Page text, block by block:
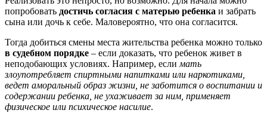
попробовать достичь согласия с матерью ребенка и забрать
сына или дочь к себе. Маловероятно, что она согласится.
Тогда добиться смены места жительства ребенка можно только
в судебном порядке – если доказать, что ребенок живет в
неподобающих условиях. Например, если мать
злоупотребляет спиртными напитками или наркотиками,
ведет аморальный образ жизни, не заботится о воспитании и
содержании ребенка, не ухаживает за ним, применяет
физическое или психическое насилие.